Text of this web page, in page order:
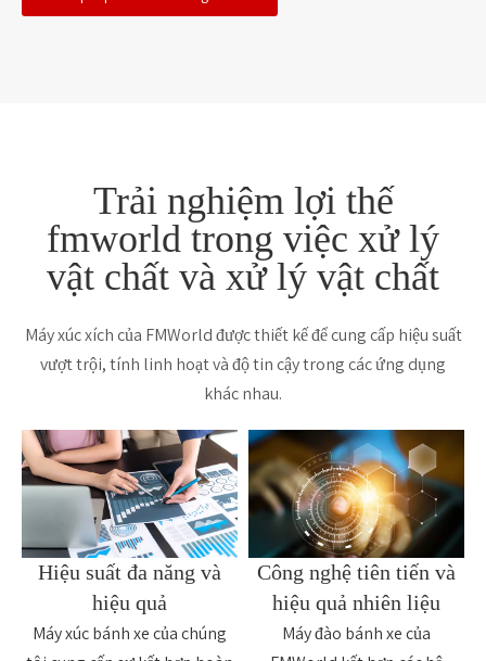
Trải nghiệm lợi thế
fmworld trong việc xử lý
vật chất và xử lý vật chất
Máy xúc xích của FMWorld được thiết kế để cung cấp hiệu suất
vượt trội, tính linh hoạt và độ tin cậy trong các ứng dụng
khác nhau.
Hiệu suất đa năng và
hiệu quả
Máy xúc bánh xe của chúng
Công nghệ tiên tiến và
hiệu quả nhiên liệu
Máy đào bánh xe của